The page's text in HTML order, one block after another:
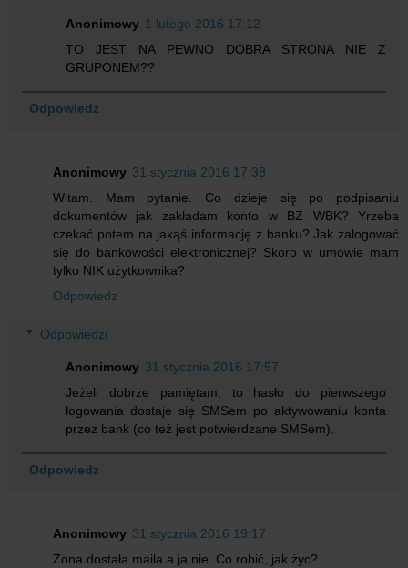
Anonimowy 1 lutego 2016 17:12
TO JEST NA PEWNO DOBRA STRONA NIE Z
GRUPONEM??
Odpowiedz
Anonimowy 31 stycznia 2016 17:38
Witam. Mam pytanie. Co dzieje się po podpisaniu
dokumentów jak zakładam konto w BZ WBK? Yrzeba
czekać potem na jakąś informację z banku? Jak zalogować
się do bankowości elektronicznej? Skoro w umowie mam
tylko NIK użytkownika?
Odpowiedz
Odpowiedzi
Anonimowy 31 stycznia 2016 17:57
Jeżeli dobrze pamiętam, to hasło do pierwszego
logowania dostaje się SMSem po aktywowaniu konta
przez bank (co też jest potwierdzane SMSem).
Odpowiedz
Anonimowy 31 stycznia 2016 19:17
Żona dostała maila a ja nie. Co robić, jak życ?